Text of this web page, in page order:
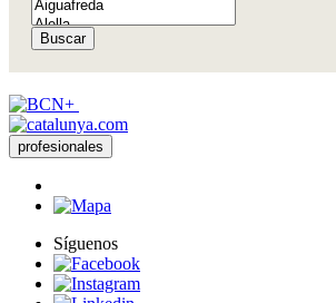
Buscar
profesionales
Síguenos